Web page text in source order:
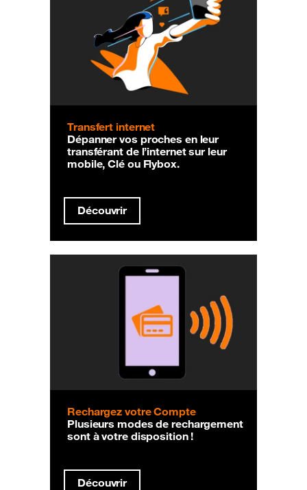
Transfert internet
Dépanner vos proches en leur
transférant de l’internet sur leur
mobile, Clé ou Flybox.
Découvrir
Rechargez votre Compte
Plusieurs modes de rechargement
sont à votre disposition !
Découvrir